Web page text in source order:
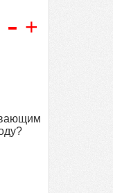
- +